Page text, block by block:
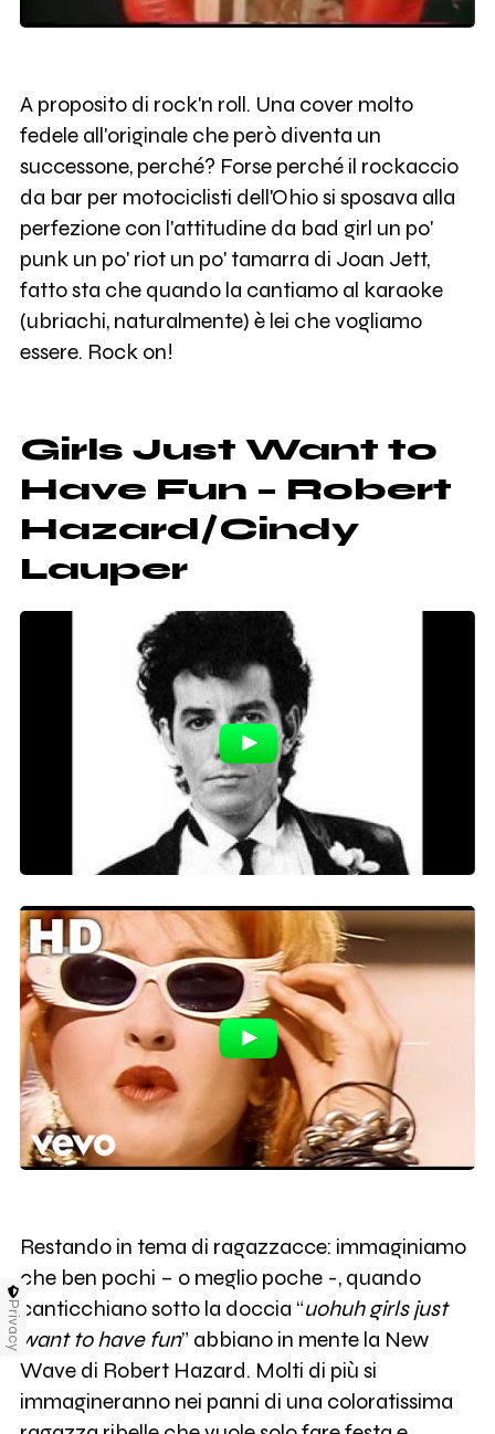
A proposito di rock'n roll. Una cover molto
fedele all'originale che però diventa un
successone, perché? Forse perché il rockaccio
da bar per motociclisti dell'Ohio si sposava alla
perfezione con l'attitudine da bad girl un po'
punk un po' riot un po' tamarra di Joan Jett,
fatto sta che quando la cantiamo al karaoke
(ubriachi, naturalmente) è lei che vogliamo
essere. Rock on!
Girls Just Want to
Have Fun – Robert
Hazard/Cindy
Lauper
Restando in tema di ragazzacce: immaginiamo
che ben pochi – o meglio poche -, quando
canticchiano sotto la doccia “uohuh girls just
want to have fun” abbiano in mente la New
Wave di Robert Hazard. Molti di più si
immagineranno nei panni di una coloratissima
Privacy